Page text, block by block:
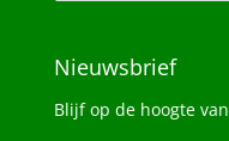
Nieuwsbrief
Blijf op de hoogte